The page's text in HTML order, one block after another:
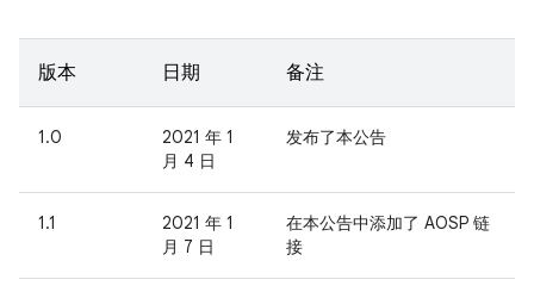
版本 日期 备注
1.0
2021 年 1
月 4 日
发布了本公告
1.1
2021 年 1
月 7 日
在本公告中添加了 AOSP 链
接